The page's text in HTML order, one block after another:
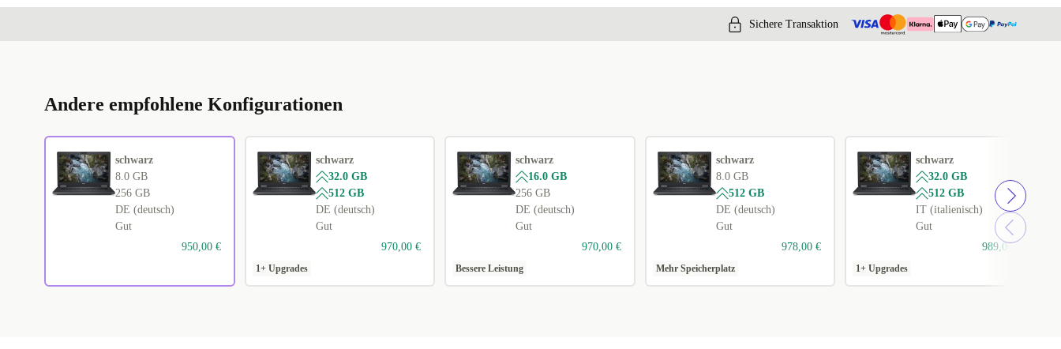
Sichere Transaktion
Andere empfohlene Konfigurationen
schwarz
8.0 GB
256 GB
DE (deutsch)
Gut
950,00 €
schwarz
32.0 GB
512 GB
DE (deutsch)
Gut
970,00 €
1+ Upgrades
schwarz
16.0 GB
256 GB
DE (deutsch)
Gut
970,00 €
Bessere Leistung
schwarz
8.0 GB
512 GB
DE (deutsch)
Gut
978,00 €
Mehr Speicherplatz
schwarz
32.0 GB
512 GB
IT (italienisch)
Gut
989,00 €
1+ Upgrades